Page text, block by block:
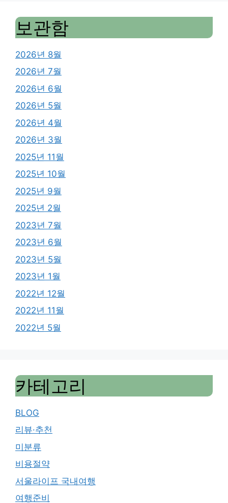
보관함
2026년 8월
2026년 7월
2026년 6월
2026년 5월
2026년 4월
2026년 3월
2025년 11월
2025년 10월
2025년 9월
2025년 2월
2023년 7월
2023년 6월
2023년 5월
2023년 1월
2022년 12월
2022년 11월
2022년 5월
카테고리
BLOG
리뷰·추천
미분류
비용절약
서울라이프 국내여행
여행준비